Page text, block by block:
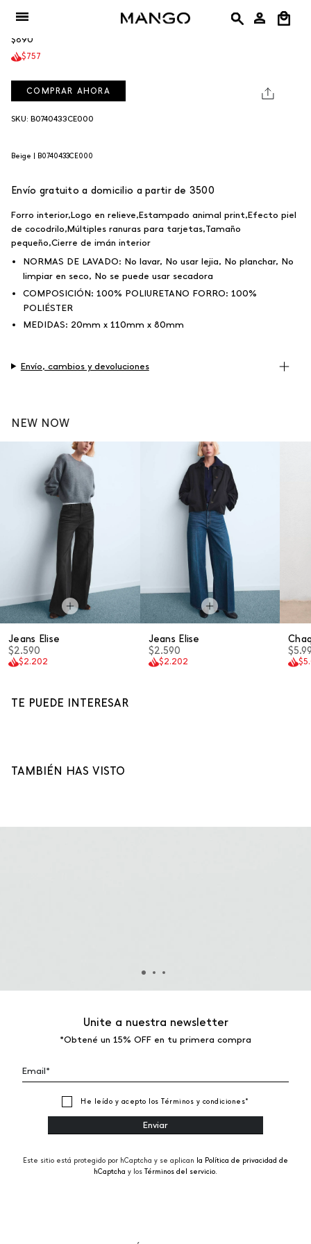
contenido
rojoburdeos
Monedero Butter beige
$890
$757
COMPRAR AHORA
SKU: B0740433CE000
Beige | B0740433CE000
Envío gratuito a domicilio a partir de 3500
Forro interior,Logo en relieve,Estampado animal print,Efecto piel
de cocodrilo,Múltiples ranuras para tarjetas,Tamaño
pequeño,Cierre de imán interior
NORMAS DE LAVADO: No lavar, No usar lejia, No planchar, No
limpiar en seco, No se puede usar secadora
COMPOSICIÓN: 100% POLIURETANO FORRO: 100%
POLIÉSTER
MEDIDAS: 20mm x 110mm x 80mm
Envío, cambios y devoluciones
NEW NOW
Jeans Elise
$2.590
$2.202
Jeans Elise
$2.590
$2.202
TE PUEDE INTERESAR
TAMBIÉN HAS VISTO
Unite a nuestra newsletter
*Obtené un 15% OFF en tu primera compra
He leído y acepto los Términos y condiciones*
Este sitio está protegido por hCaptcha y se aplican la Política de privacidad de
hCaptcha y los Términos del servicio.